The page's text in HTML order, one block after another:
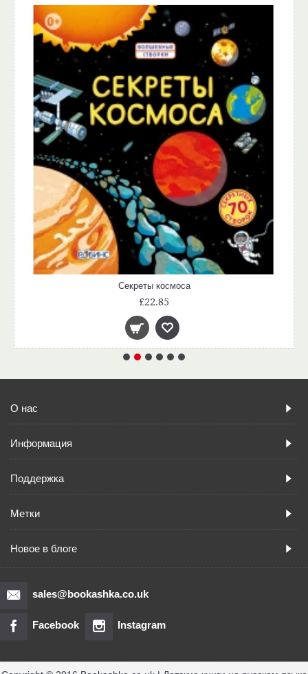
Секреты космоса
£22.85
О нас
Информация
Поддержка
Метки
Новое в блоге
sales@bookashka.co.uk
Facebook Instagram